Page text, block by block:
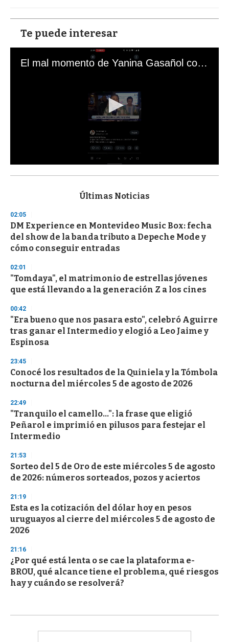
Te puede interesar
El mal momento de Yanina Gasañol con un hincha argentino en "Subrayado"
s
d
s
o
f
3
s
e
o
d
s
Últimas Noticias
02:05
DM Experience en Montevideo Music Box: fecha
del show de la banda tributo a Depeche Mode y
cómo conseguir entradas
02:01
"Tomdaya", el matrimonio de estrellas jóvenes
que está llevando a la generación Z a los cines
00:42
"Era bueno que nos pasara esto", celebró Aguirre
tras ganar el Intermedio y elogió a Leo Jaime y
Espinosa
23:45
Conocé los resultados de la Quiniela y la Tómbola
nocturna del miércoles 5 de agosto de 2026
22:49
"Tranquilo el camello...": la frase que eligió
Peñarol e imprimió en pilusos para festejar el
Intermedio
21:53
Sorteo del 5 de Oro de este miércoles 5 de agosto
de 2026: números sorteados, pozos y aciertos
21:19
Esta es la cotización del dólar hoy en pesos
uruguayos al cierre del miércoles 5 de agosto de
2026
21:16
¿Por qué está lenta o se cae la plataforma e-
BROU, qué alcance tiene el problema, qué riesgos
hay y cuándo se resolverá?